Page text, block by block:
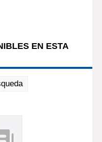
EN ESTA